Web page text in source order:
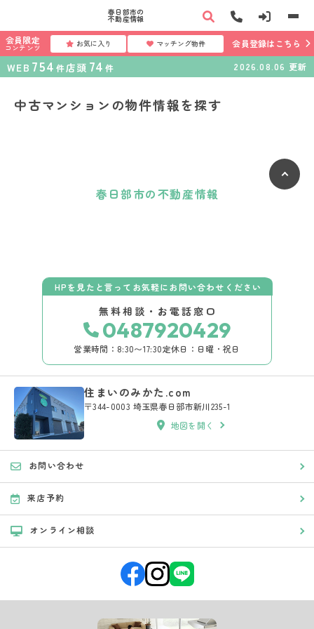
春日部市の
不動産情報
会員限定
コンテンツ お気に入り マッチング物件 会員登録はこちら
WEB 754 件店頭 74 件 2026.08.06 更新
中古マンションの物件情報を探す
春日部市の不動産情報
HPを見たと言ってお気軽にお問い合わせください
無料相談・お電話窓口
0487920429
営業時間：8:30〜17:30定休日：日曜・祝日
住まいのみかた.com
〒344-0003 埼玉県春日部市新川235-1
地図を開く
お問い合わせ
来店予約
オンライン相談